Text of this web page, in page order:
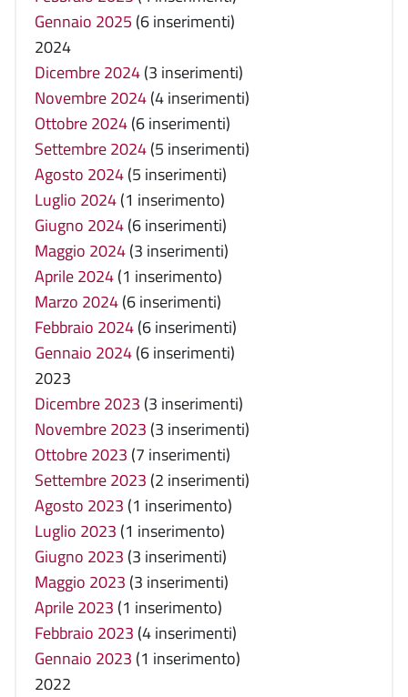
Gennaio 2025 (6 inserimenti)
2024
Dicembre 2024(3 inserimenti)
Novembre 2024(4 inserimenti)
Ottobre 2024(6 inserimenti)
Settembre 2024(5 inserimenti)
Agosto 2024(5 inserimenti)
Luglio 2024(1 inserimento)
Giugno 2024(6 inserimenti)
Maggio 2024(3 inserimenti)
Aprile 2024(1 inserimento)
Marzo 2024(6 inserimenti)
Febbraio 2024(6 inserimenti)
Gennaio 2024(6 inserimenti)
2023
Dicembre 2023 (3 inserimenti)
Novembre 2023 (3 inserimenti)
Ottobre 2023 (7 inserimenti)
Settembre 2023 (2 inserimenti)
Agosto 2023 (1 inserimento)
Luglio 2023 (1 inserimento)
Giugno 2023 (3 inserimenti)
Maggio 2023 (3 inserimenti)
Aprile 2023 (1 inserimento)
Febbraio 2023 (4 inserimenti)
Gennaio 2023 (1 inserimento)
2022